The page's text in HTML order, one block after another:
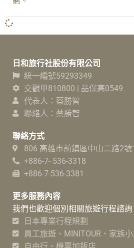
日和旅行社股份有限公司
統一編號59293349
交觀甲810800 | 品保高0549
代表人：蔡勝智
聯絡人：蔡勝智
聯絡方式
806 高雄市前鎮區中山二路2號
+886-7- 536-3318
+886-7-536-3381
更多服務內容
我們也歡迎個別相關旅遊行程諮詢
日本專業行程規劃
員工旅遊、MINITOUR、家族
自由行、機票加飯店